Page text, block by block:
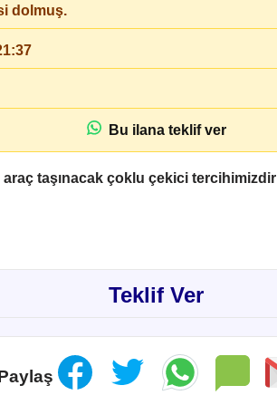
dolmuş.
Bu ilana teklif ver
taşınacak çoklu çekici tercihimizdir
Teklif Ver